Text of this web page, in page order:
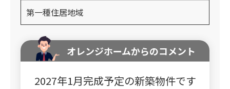
第一種住居地域
オレンジホームからのコメント
2027年1月完成予定の新築物件です